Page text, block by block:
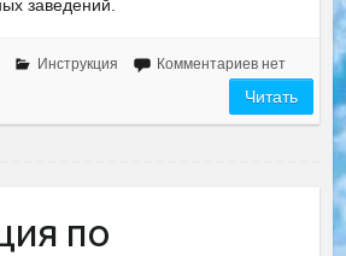
заведений.
Инструкция Комментариев нет
Читать
по